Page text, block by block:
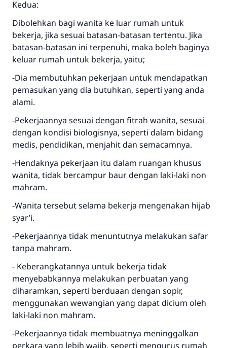
Kedua:
Dibolehkan bagi wanita ke luar rumah untuk
bekerja, jika sesuai batasan-batasan tertentu. Jika
batasan-batasan ini terpenuhi, maka boleh baginya
keluar rumah untuk bekerja, yaitu;
-Dia membutuhkan pekerjaan untuk mendapatkan
pemasukan yang dia butuhkan, seperti yang anda
alami.
-Pekerjaannya sesuai dengan fitrah wanita, sesuai
dengan kondisi biologisnya, seperti dalam bidang
medis, pendidikan, menjahit dan semacamnya.
-Hendaknya pekerjaan itu dalam ruangan khusus
wanita, tidak bercampur baur dengan laki-laki non
mahram.
-Wanita tersebut selama bekerja mengenakan hijab
syar’i.
-Pekerjaannya tidak menuntutnya melakukan safar
tanpa mahram.
- Keberangkatannya untuk bekerja tidak
menyebabkannya melakukan perbuatan yang
diharamkan, seperti berduaan dengan sopir,
menggunakan wewangian yang dapat dicium oleh
laki-laki non mahram.
-Pekerjaannya tidak membuatnya meninggalkan
perkara yang lebih wajib, seperti mengurus rumah
Jawaban no. 110845
menyelamatkan pernikahan.
Bantu kami dalam memberikan jawaban untuk umat
Rasulullah ﷺ bersabda
"Siapa yang menunjukkan suatu kebaikan,
meka dia akan mendapatkan pahala yang
sama dengan orang yang melakukannya"
Saham